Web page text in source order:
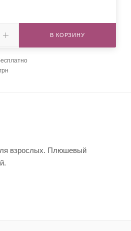
В КОРЗИНУ
взрослых. Плюшевый